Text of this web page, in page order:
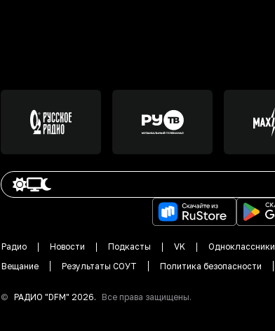
Радио Новости Подкасты VK Одноклассники
Вещание
Результаты СОУТ Политика безопасности
© РАДИО "DFM" 2026. Все права защищены.